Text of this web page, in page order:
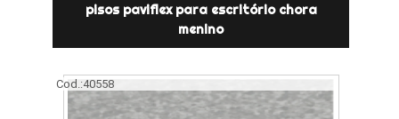
pisos paviflex para escritório chora
menino
Cod.:40558